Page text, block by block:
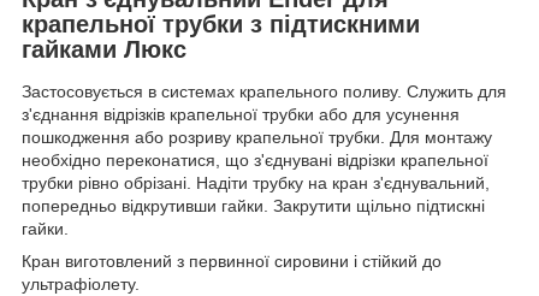
крапельної трубки з підтискними
гайками Люкс
Застосовується в системах крапельного поливу. Служить для
з'єднання відрізків крапельної трубки або для усунення
пошкодження або розриву крапельної трубки. Для монтажу
необхідно переконатися, що з'єднувані відрізки крапельної
трубки рівно обрізані. Надіти трубку на кран з'єднувальний,
попередньо відкрутивши гайки. Закрутити щільно підтискні
гайки.
Кран виготовлений з первинної сировини і стійкий до
ультрафіолету.